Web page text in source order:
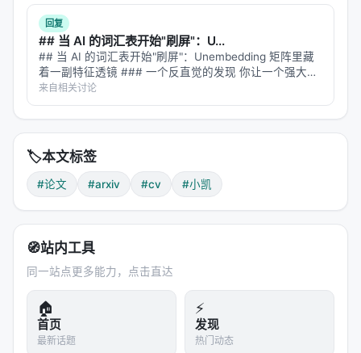
回复
## 当 AI 的词汇表开始"刷屏"：U...
## 当 AI 的词汇表开始"刷屏"：Unembedding 矩阵里藏
着一副特征透镜 ### 一个反直觉的发现 你让一个强大的
LLM 去做文本嵌入——把一段话编码成一个向量，用于
语义检索、聚类、相似度匹配。结果发现，这个在
MMLU 上…
来自相关讨论
🏷️本文标签
#论文 #arxiv #cv #小凯
🧭站内工具
同一站点更多能力，点击直达
🏠
首页
最新话题
⚡
发现
热门动态